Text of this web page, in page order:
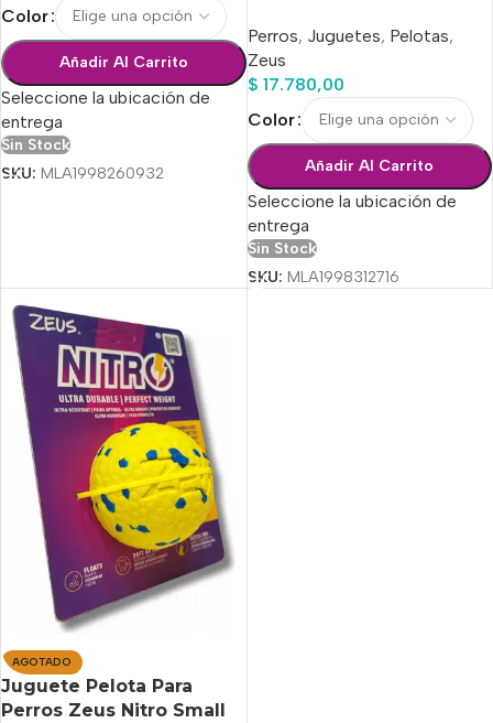
Color
Añadir Al Carrito
Seleccione la ubicación de
entrega
Sin Stock
SKU: MLA1998260932
Perros, Juguetes, Pelotas,
Zeus
$ 17.780,00
Color
Añadir Al Carrito
Seleccione la ubicación de
entrega
Sin Stock
SKU: MLA1998312716
AGOTADO
Juguete Pelota Para
Perros Zeus Nitro Small